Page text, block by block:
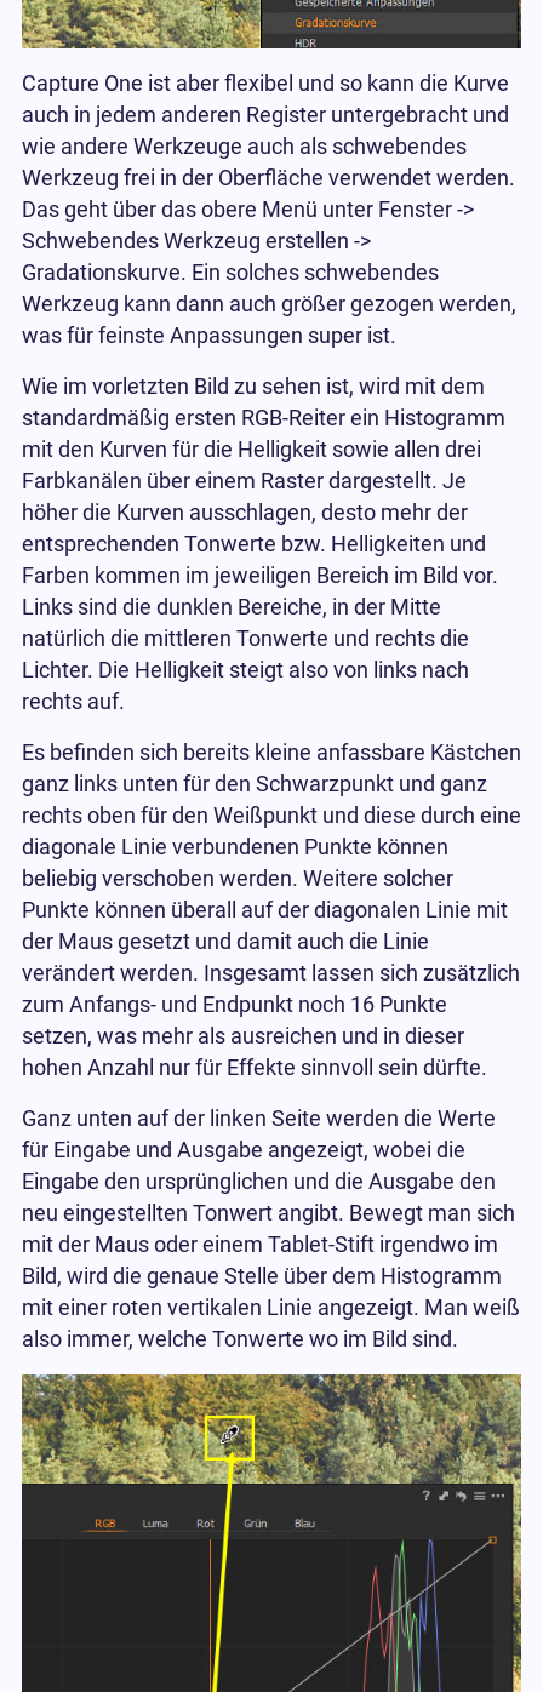
Capture One ist aber flexibel und so kann die Kurve
auch in jedem anderen Register untergebracht und
wie andere Werkzeuge auch als schwebendes
Werkzeug frei in der Oberfläche verwendet werden.
Das geht über das obere Menü unter Fenster ->
Schwebendes Werkzeug erstellen ->
Gradationskurve. Ein solches schwebendes
Werkzeug kann dann auch größer gezogen werden,
was für feinste Anpassungen super ist.
Wie im vorletzten Bild zu sehen ist, wird mit dem
standardmäßig ersten RGB-Reiter ein Histogramm
mit den Kurven für die Helligkeit sowie allen drei
Farbkanälen über einem Raster dargestellt. Je
höher die Kurven ausschlagen, desto mehr der
entsprechenden Tonwerte bzw. Helligkeiten und
Farben kommen im jeweiligen Bereich im Bild vor.
Links sind die dunklen Bereiche, in der Mitte
natürlich die mittleren Tonwerte und rechts die
Lichter. Die Helligkeit steigt also von links nach
rechts auf.
Es befinden sich bereits kleine anfassbare Kästchen
ganz links unten für den Schwarzpunkt und ganz
rechts oben für den Weißpunkt und diese durch eine
diagonale Linie verbundenen Punkte können
beliebig verschoben werden. Weitere solcher
Punkte können überall auf der diagonalen Linie mit
der Maus gesetzt und damit auch die Linie
verändert werden. Insgesamt lassen sich zusätzlich
zum Anfangs- und Endpunkt noch 16 Punkte
setzen, was mehr als ausreichen und in dieser
hohen Anzahl nur für Effekte sinnvoll sein dürfte.
Ganz unten auf der linken Seite werden die Werte
für Eingabe und Ausgabe angezeigt, wobei die
Eingabe den ursprünglichen und die Ausgabe den
neu eingestellten Tonwert angibt. Bewegt man sich
mit der Maus oder einem Tablet-Stift irgendwo im
Bild, wird die genaue Stelle über dem Histogramm
mit einer roten vertikalen Linie angezeigt. Man weiß
also immer, welche Tonwerte wo im Bild sind.